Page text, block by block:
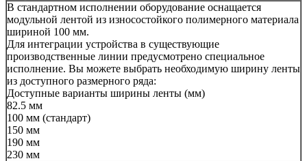
В стандартном исполнении оборудование оснащается
модульной лентой из износостойкого полимерного материала
шириной 100 мм.
Для интеграции устройства в существующие
производственные линии предусмотрено специальное
исполнение. Вы можете выбрать необходимую ширину ленты
из доступного размерного ряда:
Доступные варианты ширины ленты (мм)
82.5 мм
100 мм (стандарт)
150 мм
190 мм
230 мм